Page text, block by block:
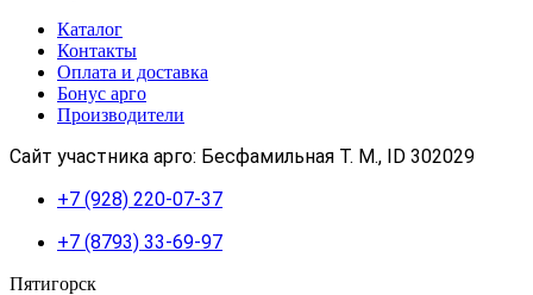
Каталог
Контакты
Оплата и доставка
Бонус арго
Производители
Сайт участника арго: Бесфамильная Т. М., ID 302029
+7 (928) 220-07-37
+7 (8793) 33-69-97
Пятигорск